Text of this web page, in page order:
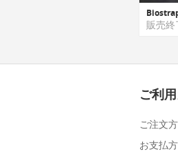
販売終
ご利
ご注文
お支払